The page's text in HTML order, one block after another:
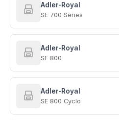
Adler-Royal
SE 700 Series
Adler-Royal
SE 800
Adler-Royal
SE 800 Cyclo